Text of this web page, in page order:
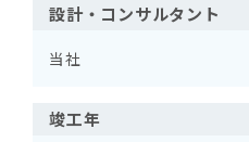
設計・コンサルタント
当社
竣工年